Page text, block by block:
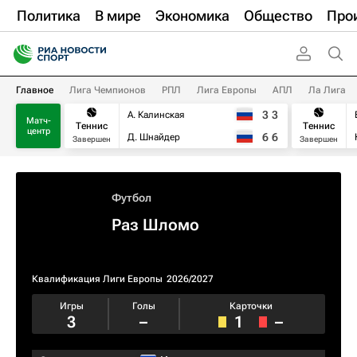
Политика В мире Экономика Общество
Главное Лига Чемпионов РПЛ Лига Европы АПЛ Ла Лига
Матч-
центр
Теннис
Завершен
А. Калинская
Д. Шнайдер
3 3
6 6
Теннис
Завершен
Футбол
Раз Шломо
Квалификация Лиги Европы 2026/2027
Игры
3
Голы
–
Карточки
1 –